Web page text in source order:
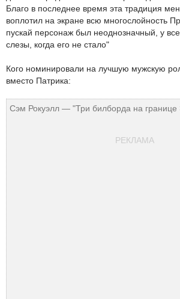
Благо в последнее время эта традиция
воплотил на экране всю многослойность
пускай персонаж был неоднозначный, у
слезы, когда его не стало"
Кого номинировали на лучшую мужскую
вместо Патрика:
Сэм Рокуэлл — "Три билборда на границе
РЕКЛАМА